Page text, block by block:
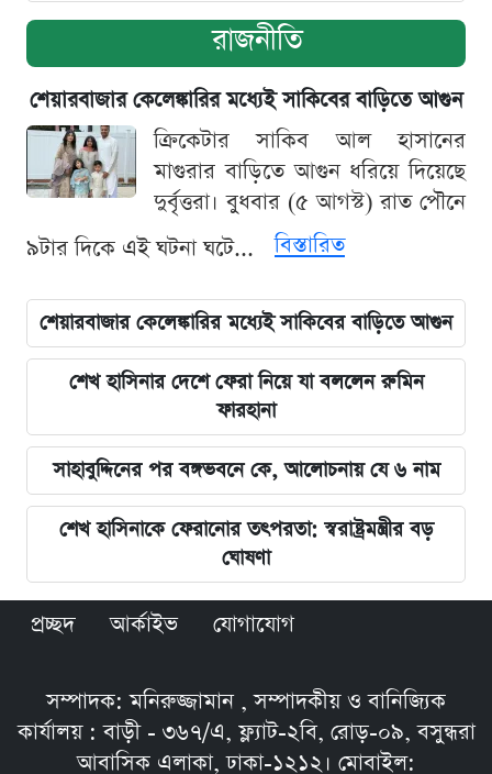
রাজনীতি
শেয়ারবাজার কেলেঙ্কারির মধ্যেই সাকিবের বাড়িতে আগুন
ক্রিকেটার সাকিব আল হাসানের
মাগুরার বাড়িতে আগুন ধরিয়ে দিয়েছে
দুর্বৃত্তরা। বুধবার (৫ আগস্ট) রাত পৌনে
৯টার দিকে এই ঘটনা ঘটে...
বিস্তারিত
শেয়ারবাজার কেলেঙ্কারির মধ্যেই সাকিবের বাড়িতে আগুন
শেখ হাসিনার দেশে ফেরা নিয়ে যা বললেন রুমিন
ফারহানা
সাহাবুদ্দিনের পর বঙ্গভবনে কে, আলোচনায় যে ৬ নাম
শেখ হাসিনাকে ফেরানোর তৎপরতা: স্বরাষ্ট্রমন্ত্রীর বড়
ঘোষণা
প্রচ্ছদ আর্কাইভ যোগাযোগ
সম্পাদক: মনিরুজ্জামান , সম্পাদকীয় ও বানিজ্যিক
কার্যালয় : বাড়ী - ৩৬৭/এ, ফ্ল্যাট-২বি, রোড়-০৯, বসুন্ধরা
আবাসিক এলাকা, ঢাকা-১২১২। মোবাইল: